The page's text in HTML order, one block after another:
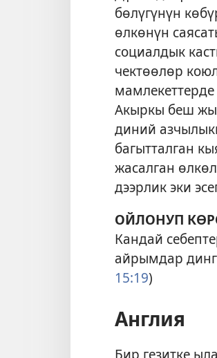
бөлүгүнүн
өлкөнүн
социалдык
чектөөлөр
Акыркы беш
диний
багытталган
жасалган
дээрлик эки
ОЙЛОНУП
Кандай
айрымдар
15:19)
Англия
Бир гезитке